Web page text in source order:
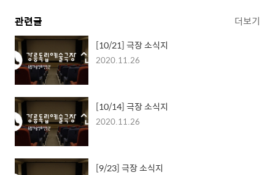
관련글 더보기
[10/21] 극장 소식지
2020.11.26
[10/14] 극장 소식지
2020.11.26
[9/23] 극장 소식지